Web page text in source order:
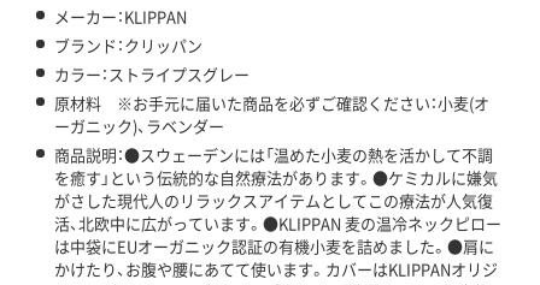
メーカー：KLIPPAN
ブランド：クリッパン
カラー：ストライプスグレー
原材料 ※お手元に届いた商品を必ずご確認ください：小麦(オ
ーガニック)、ラベンダー
商品説明：●スウェーデンには「温めた小麦の熱を活かして不調
を癒す」という伝統的な自然療法があります。●ケミカルに嫌気
がさした現代人のリラックスアイテムとしてこの療法が人気復
活、北欧中に広がっています。●KLIPPAN 麦の温冷ネックピロー
は中袋にEUオーガニック認証の有機小麦を詰めました。●肩に
かけたり、お腹や腰にあてて使います。カバーはKLIPPANオリジ